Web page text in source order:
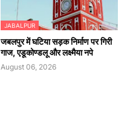
JABALPUR
जबलपुर में घटिया सड़क निर्माण पर गिरी
गाज, एडूकोण्डलू और लक्ष्मैया नपे
August 06, 2026